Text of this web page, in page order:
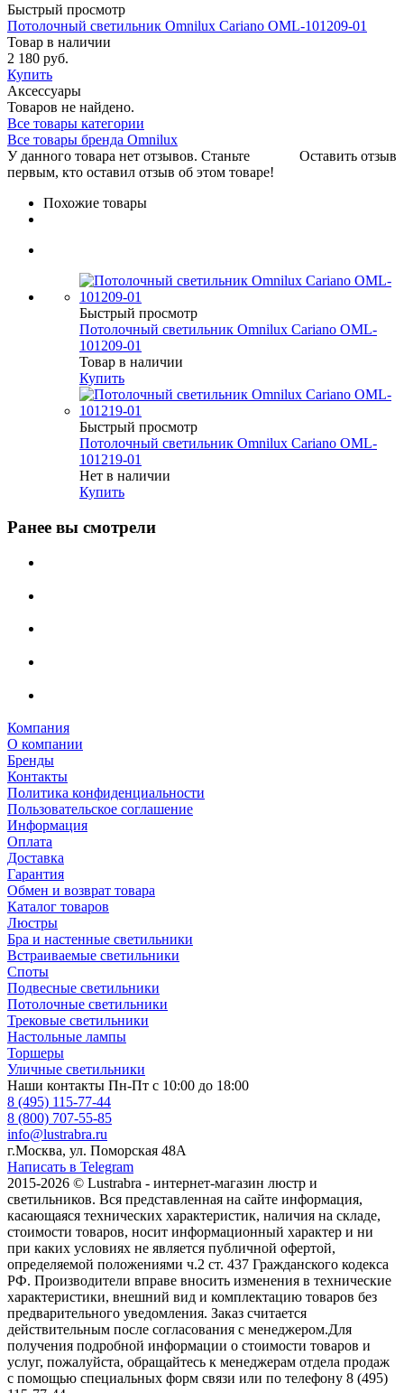
Быстрый просмотр
Потолочный светильник Omnilux Cariano OML-101209-01
Товар в наличии
2 180 руб.
Купить
Аксессуары
Товаров не найдено.
Все товары категории
Все товары бренда Omnilux
Оставить отзыв
У данного товара нет отзывов. Станьте
первым, кто оставил отзыв об этом товаре!
Похожие товары
Быстрый просмотр
Потолочный светильник Omnilux Cariano OML-
101209-01
Товар в наличии
Купить
Быстрый просмотр
Потолочный светильник Omnilux Cariano OML-
101219-01
Нет в наличии
Купить
Ранее вы смотрели
Компания
О компании
Бренды
Контакты
Политика конфиденциальности
Пользовательское соглашение
Информация
Оплата
Доставка
Гарантия
Обмен и возврат товара
Каталог товаров
Люстры
Бра и настенные светильники
Встраиваемые светильники
Споты
Подвесные светильники
Потолочные светильники
Трековые светильники
Настольные лампы
Торшеры
Уличные светильники
Наши контакты Пн-Пт с 10:00 до 18:00
8 (495) 115-77-44
8 (800) 707-55-85
info@lustrabra.ru
г.Москва, ул. Поморская 48А
Написать в Telegram
2015-2026 © Lustrabra - интернет-магазин люстр и
светильников. Вся представленная на сайте информация,
касающаяся технических характеристик, наличия на складе,
стоимости товаров, носит информационный характер и ни
при каких условиях не является публичной офертой,
определяемой положениями ч.2 ст. 437 Гражданского кодекса
РФ. Производители вправе вносить изменения в технические
характеристики, внешний вид и комплектацию товаров без
предварительного уведомления. Заказ считается
действительным после согласования с менеджером.Для
получения подробной информации о стоимости товаров и
услуг, пожалуйста, обращайтесь к менеджерам отдела продаж
с помощью специальных форм связи или по телефону 8 (495)